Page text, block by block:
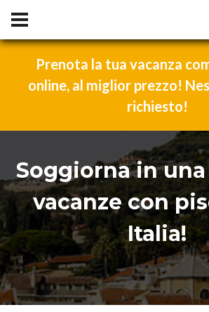
Prenota la tua vacanza
online, al miglior prezzo!
richiesto!
Soggiorna in
vacanze con
Italia!